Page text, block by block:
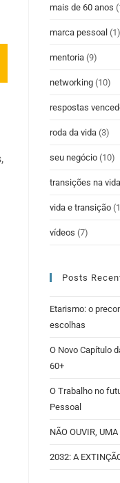
mais de 60 anos
marca pessoal (1)
mentoria (9)
networking (10)
respostas
roda da vida (3)
seu negócio (10)
transições na vida
vida e transição
vídeos (7)
Posts
Etarismo: o
escolhas
O Novo Capítulo
60+
O Trabalho no
Pessoal
NÃO OUVIR,
2032: A